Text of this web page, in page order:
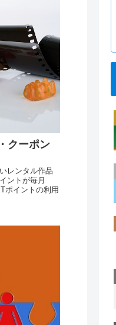
クーポン
レンタル作品
ントが毎月
ポイントの利用